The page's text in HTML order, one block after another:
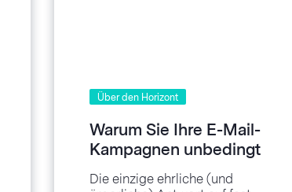
Über den Horizont
Warum Sie Ihre E-Mail-
Kampagnen unbedingt
A/B-testen sollten
Die einzige ehrliche (und